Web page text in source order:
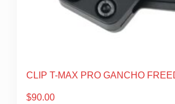
CLIP T-MAX PRO GANCHO
$90.00